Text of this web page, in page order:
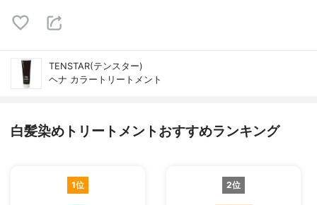
TENSTAR(テンスター)
ヘナ カラートリートメント
白髪染めトリートメントおすすめランキング
1位 2位